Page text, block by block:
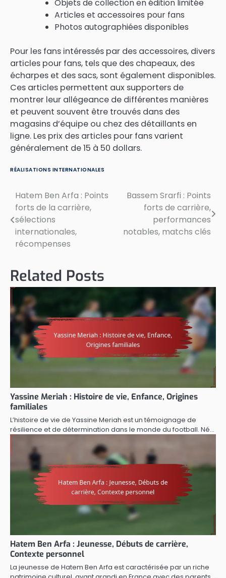
Objets de collection en édition limitée
Articles et accessoires pour fans
Photos autographiées disponibles
Pour les fans intéressés par des accessoires, divers
articles pour fans, tels que des chapeaux, des
écharpes et des sacs, sont également disponibles.
Ces articles permettent aux supporters de
montrer leur allégeance de différentes manières
et peuvent souvent être trouvés dans des
magasins d’équipe ou chez des détaillants en
ligne. Les prix des articles pour fans varient
généralement de 15 à 50 dollars.
RÉALISATIONS INTERNATIONALES
Post
navigation
Hatem Ben Arfa : Points
forts de la carrière,
sélections
internationales,
récompenses
Bassem Srarfi : Points
forts de carrière,
performances
notables, matchs clés
Related Posts
Yassine Meriah : Histoire de vie, Enfance, Origines
familiales
L’histoire de vie de Yassine Meriah est un témoignage de
résilience et de détermination dans le monde du football. Né…
Hatem Ben Arfa : Jeunesse, Débuts de carrière,
Contexte personnel
La jeunesse de Hatem Ben Arfa est caractérisée par un riche